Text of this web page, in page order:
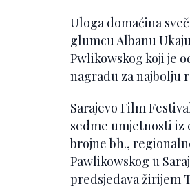
Uloga domaćina
glumcu Albanu
Pwlikowskog koji je
nagradu za najbolju
Sarajevo Film
sedme umjetnosti iz
brojne bh.,
Pawlikowskog u
predsjedava žirijem